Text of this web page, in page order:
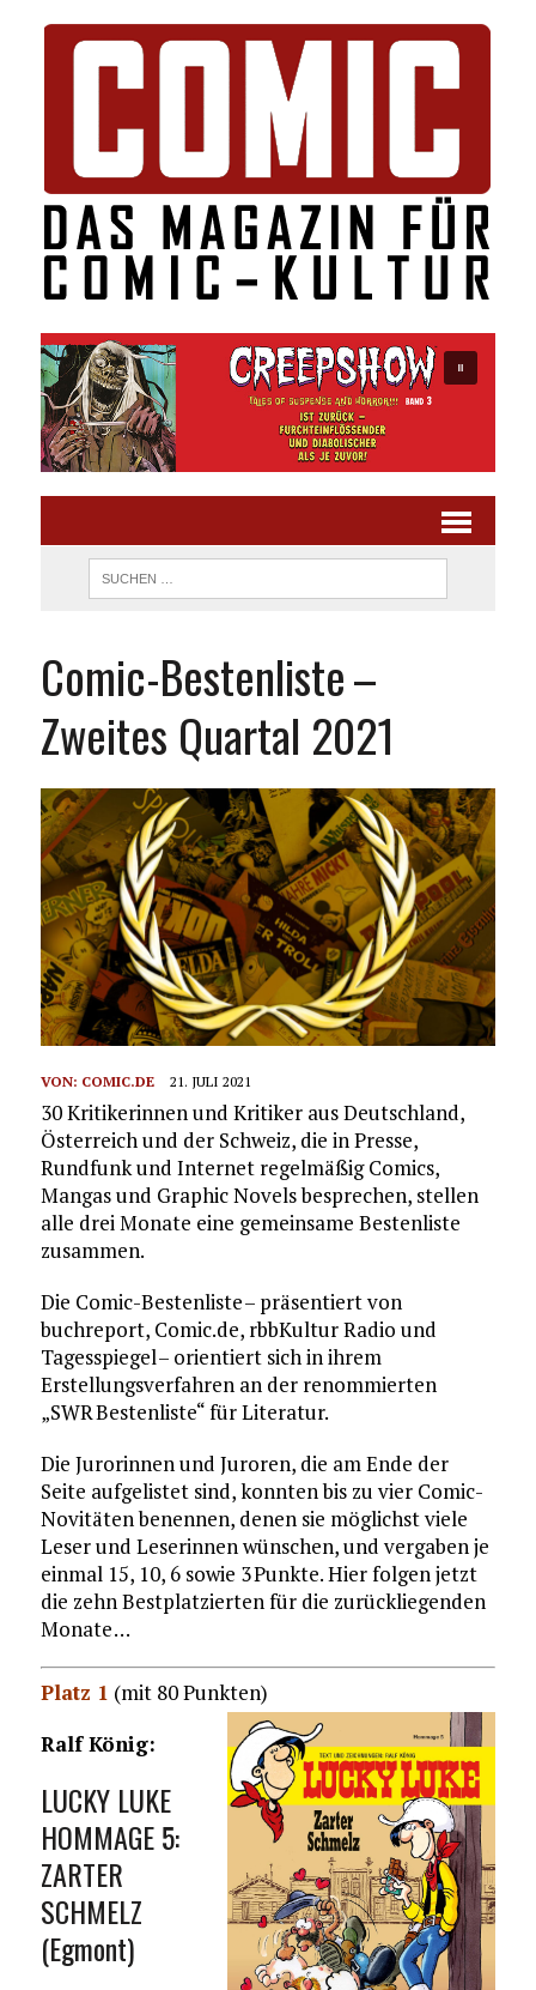
Comic-Bestenliste –
Zweites Quartal 2021
VON: COMIC.DE 21. JULI 2021
30 Kritikerinnen und Kritiker aus Deutschland,
Österreich und der Schweiz, die in Presse,
Rundfunk und Internet regelmäßig Comics,
Mangas und Graphic Novels besprechen, stellen
alle drei Monate eine gemeinsame Bestenliste
zusammen.
Die Comic-Bestenliste – präsentiert von
buchreport, Comic.de, rbbKultur Radio und
Tagesspiegel – orientiert sich in ihrem
Erstellungsverfahren an der renommierten
„SWR Bestenliste“ für Literatur.
Die Jurorinnen und Juroren, die am Ende der
Seite aufgelistet sind, konnten bis zu vier Comic-
Novitäten benennen, denen sie möglichst viele
Leser und Leserinnen wünschen, und vergaben je
einmal 15, 10, 6 sowie 3 Punkte. Hier folgen jetzt
die zehn Bestplatzierten für die zurückliegenden
Monate …
Platz 1 (mit 80 Punkten)
Ralf König:
LUCKY LUKE
HOMMAGE 5:
ZARTER
SCHMELZ
(Egmont)